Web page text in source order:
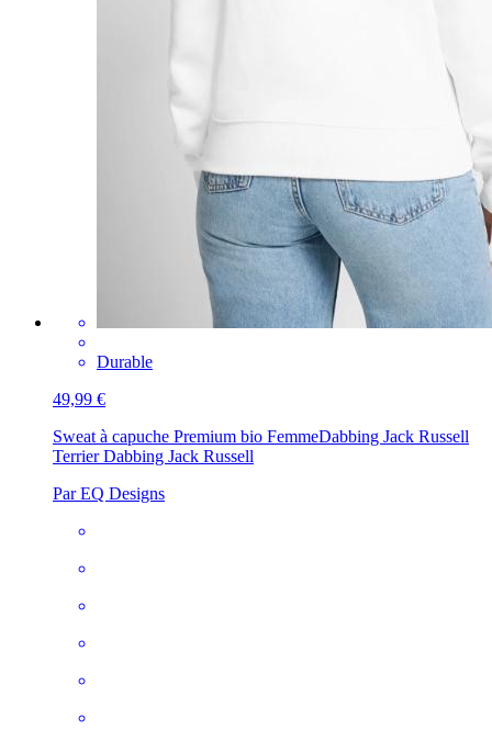
Durable
49,99 €
Sweat à capuche Premium bio FemmeDabbing Jack Russell
Terrier Dabbing Jack Russell
Par EQ Designs